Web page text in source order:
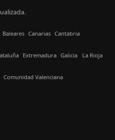
Baleares Canarias Cantabria
Extremadura Galicia La Rioja
Comunidad Valenciana